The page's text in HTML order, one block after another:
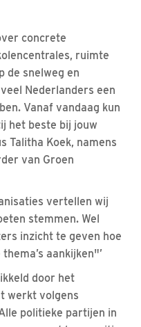
concrete
ruimte
de snelweg en
Nederlanders een
Vanaf vandaag kun
het beste bij jouw
Talitha Koek, namens
van Groen
vertellen wij
stemmen. Wel
inzicht te geven hoe
aankijken"’
door het
werkt volgens
politieke partijen in